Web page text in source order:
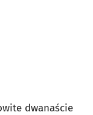
dwanaście